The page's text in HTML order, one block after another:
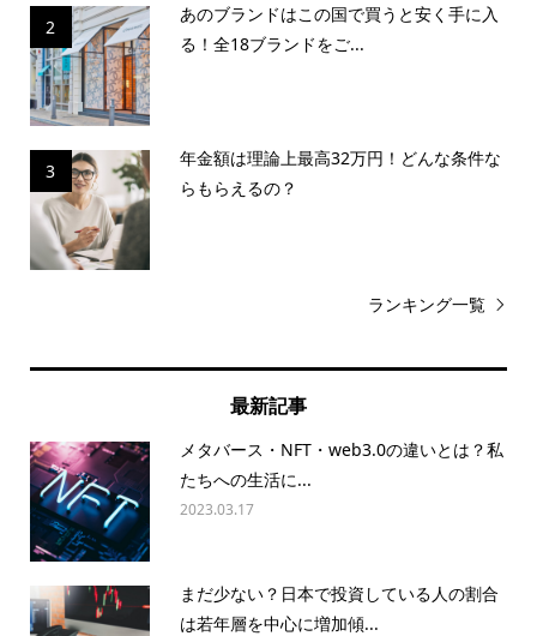
2
あのブランドはこの国で買うと安く手に入
る！全18ブランドをご...
3
年金額は理論上最高32万円！どんな条件な
らもらえるの？
ランキング一覧
最新記事
メタバース・NFT・web3.0の違いとは？私
たちへの生活に...
2023.03.17
まだ少ない？日本で投資している人の割合
は若年層を中心に増加傾...